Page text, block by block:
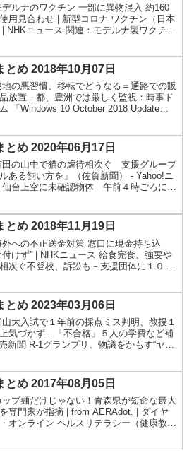
ルナのワクチン 一部に異物混入 約160
用見合わせ | 新型コロナ ワクチン（日本
NHKニュース 関連：モデルナ製ワクチン
とめ 2018年10月07日
の悪習慣、移転でどうなる＝通路での販
放置－都、豊洲では厳しく監視：時事ド
「Windows 10 October 2018 Update」
とめ 2020年06月17日
田の山中で猫の虐待相次ぐ 支援グループ
ルある飼い方を」（佐賀新聞） - Yahoo!ニ
仙台上空に未確認物体 午前４時ごろには
とめ 2018年11月19日
への不正送金対策 窓口に現金持ち込
付けず” | NHKニュース 給食完食、強要や
次ぐ不登校、訴訟も－支援団体に１００
とめ 2023年03月06日
大入試で１年前の採点ミス判明、教授１
気づかず…「不合格」５人の学費など補
新聞 R-1グランプリ、物議をかもす“ヤラ
とめ 2017年08月05日
プ麺だけじゃない！青森県が短命な最大
専門家が指摘 | from AERAdot. | ダイヤ
オンライン ヘルスリテラシー（健康教